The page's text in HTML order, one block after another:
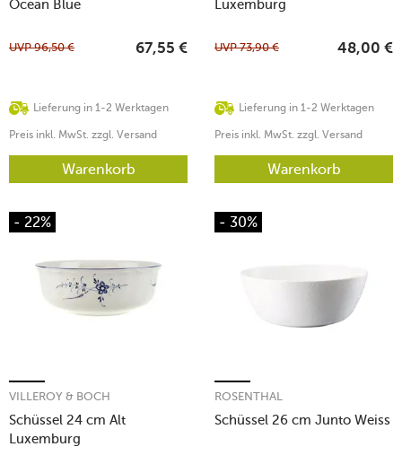
Ocean Blue
Lieferung in 1-2 Werktagen
UVP96,50 € 67,55 €
Preis inkl. MwSt. zzgl. Versand
Warenkorb
Luxemburg
Lieferung in 1-2 Werktagen
UVP73,90 € 48,00 €
Preis inkl. MwSt. zzgl. Versand
Warenkorb
- 22%
Schüssel 24 cm Alt
Luxemburg
VILLEROY & BOCH
- 30%
Schüssel 26 cm Junto Weiss
ROSENTHAL